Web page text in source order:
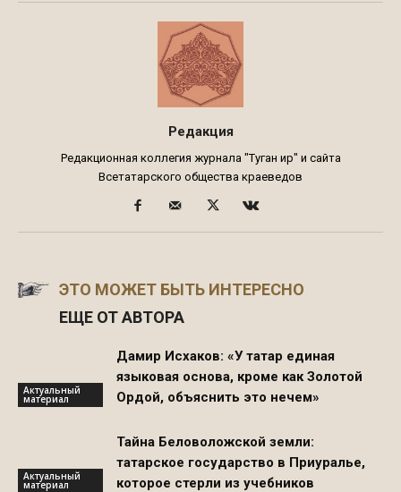
Редакция
Редакционная коллегия журнала "Туган җир" и сайта
Всетатарского общества краеведов
ЭТО МОЖЕТ БЫТЬ ИНТЕРЕСНО
ЕЩЕ ОТ АВТОРА
Актуальный
материал
Дамир Исхаков: «У татар единая
языковая основа, кроме как Золотой
Ордой, объяснить это нечем»
Актуальный
материал
Тайна Беловоложской земли:
татарское государство в Приуралье,
которое стерли из учебников